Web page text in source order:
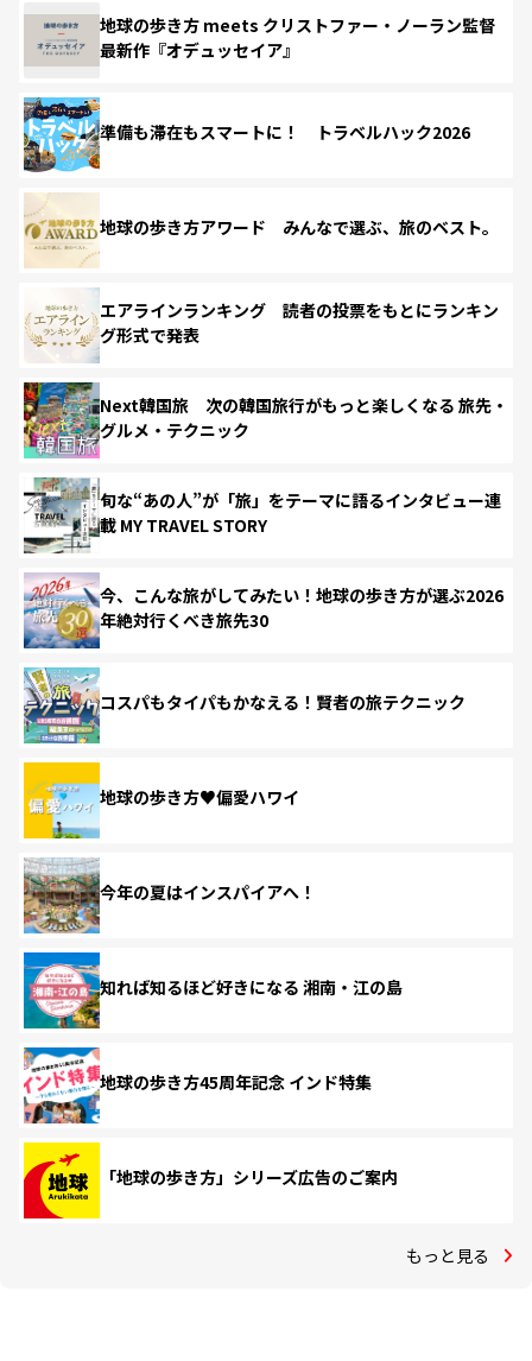
地球の歩き方 meets クリストファー・ノーラン監督
最新作『オデュッセイア』
準備も滞在もスマートに！ トラベルハック2026
地球の歩き方アワード みんなで選ぶ、旅のベスト。
エアラインランキング 読者の投票をもとにランキン
グ形式で発表
Next韓国旅 次の韓国旅行がもっと楽しくなる 旅先・
グルメ・テクニック
旬な“あの人”が「旅」をテーマに語るインタビュー連
載 MY TRAVEL STORY
今、こんな旅がしてみたい！地球の歩き方が選ぶ2026
年絶対行くべき旅先30
コスパもタイパもかなえる！賢者の旅テクニック
地球の歩き方♥偏愛ハワイ
今年の夏はインスパイアへ！
知れば知るほど好きになる 湘南・江の島
地球の歩き方45周年記念 インド特集
「地球の歩き方」シリーズ広告のご案内
もっと見る